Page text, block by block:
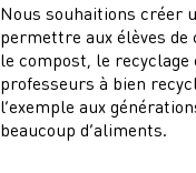
Nous souhaitions créer
permettre aux élèves
le compost, le
professeurs à bien
l’exemple aux
beaucoup d’aliments.